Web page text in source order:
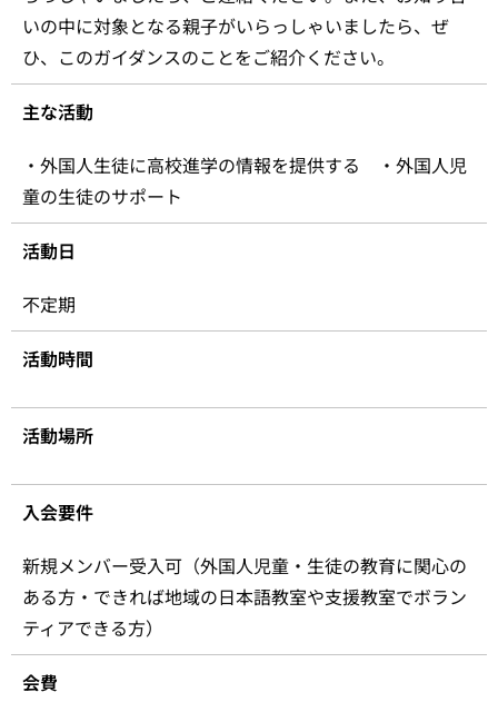
いの中に対象となる親子がいらっしゃいましたら、ぜ
ひ、このガイダンスのことをご紹介ください。
主な活動
・外国人生徒に高校進学の情報を提供する ・外国人児
童の生徒のサポート
活動日
不定期
活動時間
活動場所
入会要件
新規メンバー受入可（外国人児童・生徒の教育に関心の
ある方・できれば地域の日本語教室や支援教室でボラン
ティアできる方）
会費